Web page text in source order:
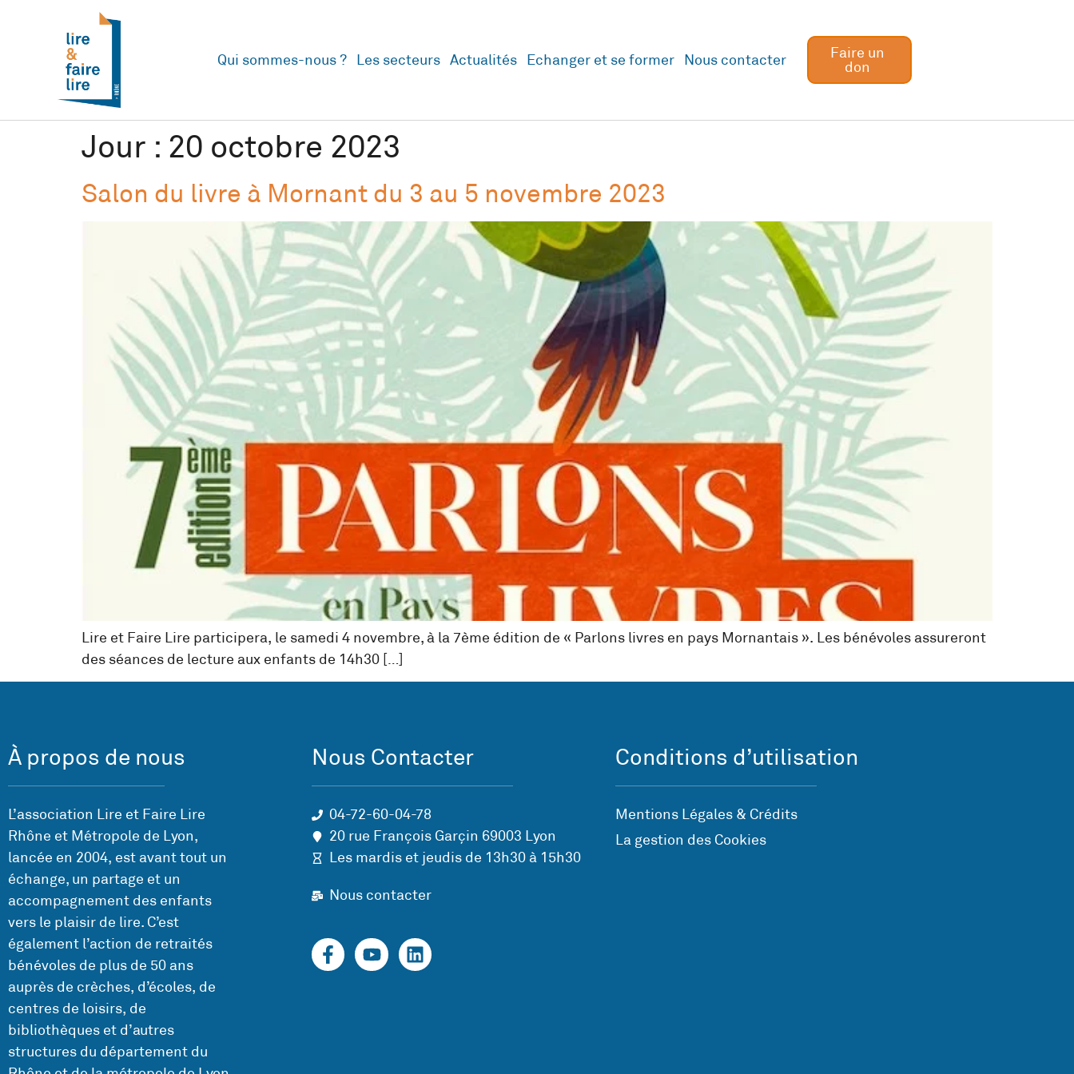
Qui sommes-nous ? Les secteurs Actualités Echanger et se former Nous contacter
Faire un
don
Jour : 20 octobre 2023
Salon du livre à Mornant du 3 au 5 novembre 2023
Lire et Faire Lire participera, le samedi 4 novembre, à la 7ème édition de « Parlons livres en pays Mornantais ». Les bénévoles assureront
des séances de lecture aux enfants de 14h30 […]
À propos de nous
L’association Lire et Faire Lire
Rhône et Métropole de Lyon,
lancée en 2004, est avant tout un
échange, un partage et un
accompagnement des enfants
vers le plaisir de lire. C’est
également l’action de retraités
bénévoles de plus de 50 ans
auprès de crèches, d’écoles, de
centres de loisirs, de
bibliothèques et d’autres
structures du département du
Nous Contacter
04-72-60-04-78
20 rue François Garçin 69003 Lyon
Les mardis et jeudis de 13h30 à 15h30
Nous contacter
Conditions d’utilisation
Mentions Légales & Crédits
La gestion des Cookies